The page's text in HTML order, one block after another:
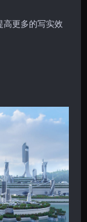
更多的写实效